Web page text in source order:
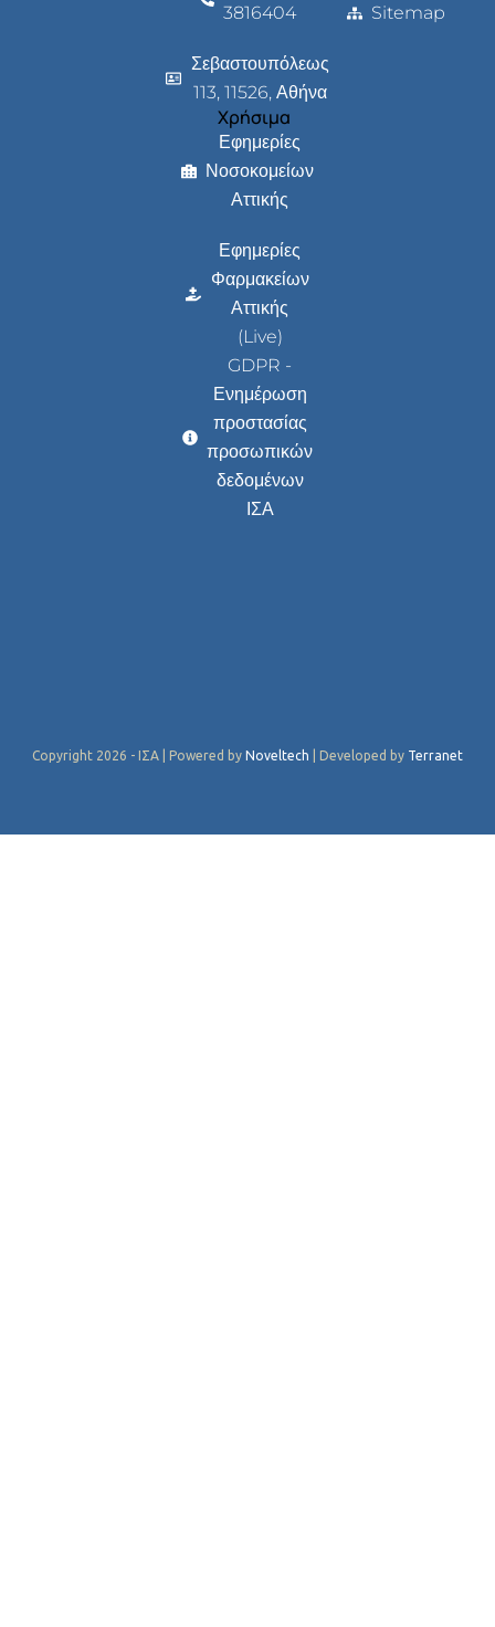
3816404
Σεβαστουπόλεως
113, 11526, Αθήνα
Χρήσιμα
Εφημερίες
Νοσοκομείων
Αττικής
Εφημερίες
Φαρμακείων
Αττικής
(Live)
GDPR -
Ενημέρωση
προστασίας
προσωπικών
δεδομένων
ΙΣΑ
Sitemap
Copyright 2026 - ΙΣΑ | Powered by Noveltech | Developed by Terranet